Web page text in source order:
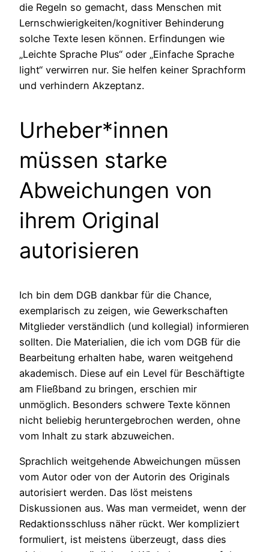
die Regeln so gemacht, dass Menschen mit
Lernschwierigkeiten/kognitiver Behinderung
solche Texte lesen können. Erfindungen wie
„Leichte Sprache Plus“ oder „Einfache Sprache
light“ verwirren nur. Sie helfen keiner Sprachform
und verhindern Akzeptanz.
Urheber*innen
müssen starke
Abweichungen von
ihrem Original
autorisieren
Ich bin dem DGB dankbar für die Chance,
exemplarisch zu zeigen, wie Gewerkschaften
Mitglieder verständlich (und kollegial) informieren
sollten. Die Materialien, die ich vom DGB für die
Bearbeitung erhalten habe, waren weitgehend
akademisch. Diese auf ein Level für Beschäftigte
am Fließband zu bringen, erschien mir
unmöglich. Besonders schwere Texte können
nicht beliebig heruntergebrochen werden, ohne
vom Inhalt zu stark abzuweichen.
Sprachlich weitgehende Abweichungen müssen
vom Autor oder von der Autorin des Originals
autorisiert werden. Das löst meistens
Diskussionen aus. Was man vermeidet, wenn der
Redaktionsschluss näher rückt. Wer kompliziert
formuliert, ist meistens überzeugt, dass dies